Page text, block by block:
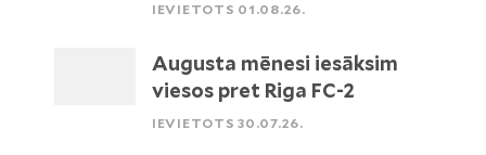
IEVIETOTS 01.08.26.
Augusta mēnesi iesāksim
viesos pret Riga FC-2
IEVIETOTS 30.07.26.